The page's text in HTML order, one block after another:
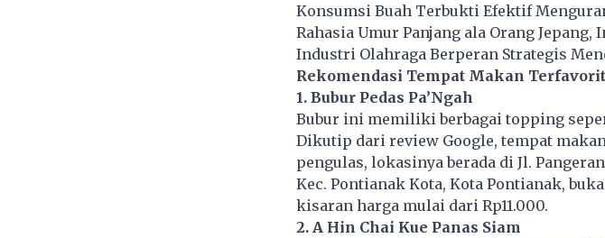
Konsumsi Buah Terbukti Efektif
Rahasia Umur Panjang ala Orang
Industri Olahraga Berperan Strategis
Rekomendasi Tempat Makan
1. Bubur Pedas Pa’Ngah
Bubur ini memiliki berbagai topping
Dikutip dari review Google, tempat
pengulas, lokasinya berada di Jl.
Kec. Pontianak Kota, Kota Pontianak,
kisaran harga mulai dari Rp11.000.
2. A Hin Chai Kue Panas Siam